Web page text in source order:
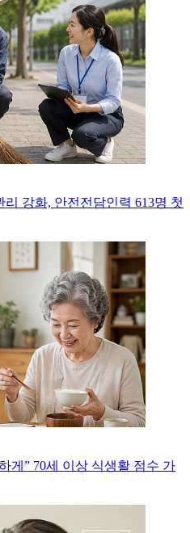
강화, 안전전담인력 613명 첫
게” 70세 이상 식생활 점수 가